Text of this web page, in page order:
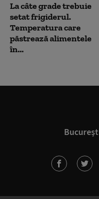
La câte grade trebuie
setat frigiderul.
Temperatura care
păstrează alimentele
în...